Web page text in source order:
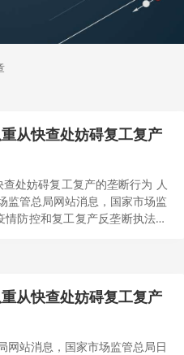
从快查处妨碍复工复产
处妨碍复工复产的垄断行为 人
监管总局网站消息，国家市场监
防控和复工复产反垄断执法的
从快查处妨碍复工复产
网站消息，国家市场监管总局日